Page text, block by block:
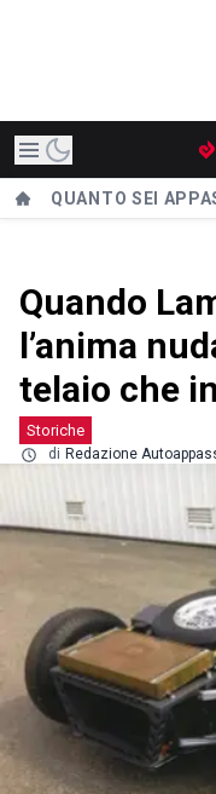
QUANTO SEI
Quando
l’anima
telaio che
Storiche
di Redazione